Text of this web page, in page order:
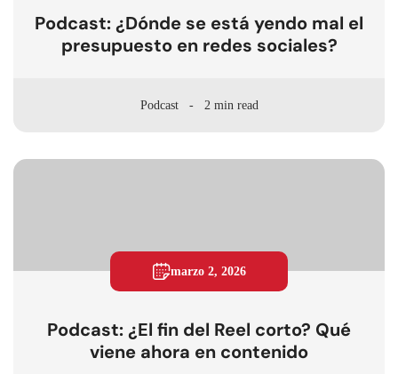
Podcast: ¿Dónde se está yendo mal el
presupuesto en redes sociales?
Podcast 2 min read
marzo 2, 2026
Podcast: ¿El fin del Reel corto? Qué
viene ahora en contenido